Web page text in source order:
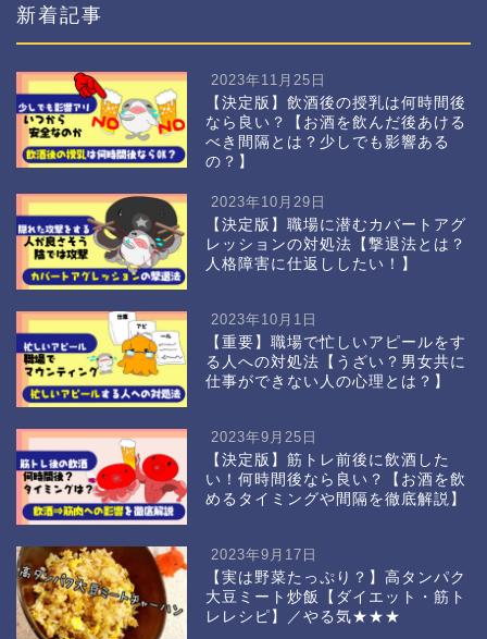
新着記事
2023年11月25日
【決定版】飲酒後の授乳は何時間後
なら良い？【お酒を飲んだ後あける
べき間隔とは？少しでも影響ある
の？】
2023年10月29日
【決定版】職場に潜むカバートアグ
レッションの対処法【撃退法とは？
人格障害に仕返ししたい！】
2023年10月1日
【重要】職場で忙しいアピールをす
る人への対処法【うざい？男女共に
仕事ができない人の心理とは？】
2023年9月25日
【決定版】筋トレ前後に飲酒した
い！何時間後なら良い？【お酒を飲
めるタイミングや間隔を徹底解説】
2023年9月17日
【実は野菜たっぷり？】高タンパク
大豆ミート炒飯【ダイエット・筋ト
レレシピ】／やる気★★★